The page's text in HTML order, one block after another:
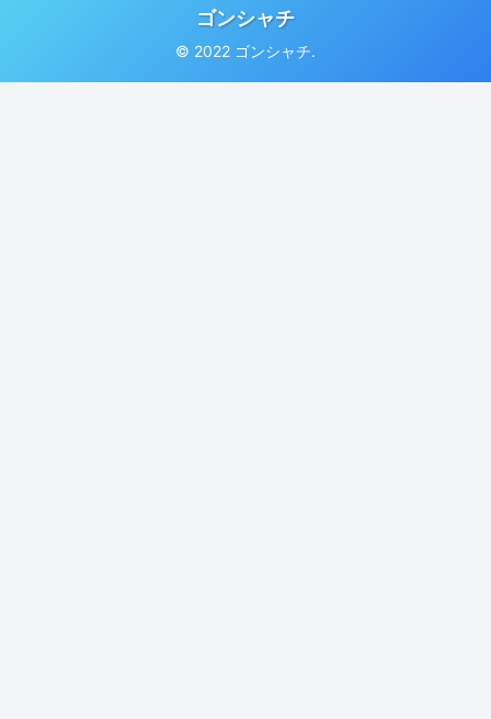
ゴンシャチ
© 2022 ゴンシャチ.